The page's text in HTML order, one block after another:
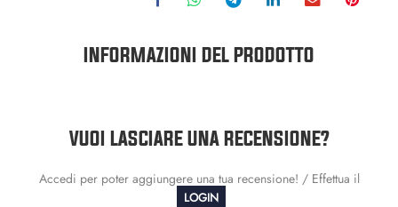
INFORMAZIONI DEL PRODOTTO
VUOI LASCIARE UNA RECENSIONE?
Accedi per poter aggiungere una tua recensione! / Effettua il
LOGIN